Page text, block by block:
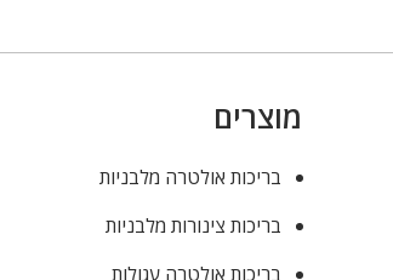
מוצרים
בריכות אולטרה מלבניות
בריכות צינורות מלבניות
בריכות אולטרה עגולות